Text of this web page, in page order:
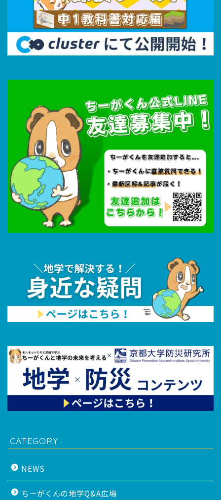
CATEGORY
NEWS
ちーがくんの地学Q&A広場